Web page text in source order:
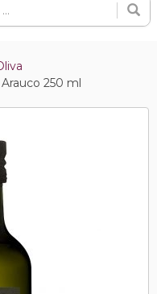
250 ml